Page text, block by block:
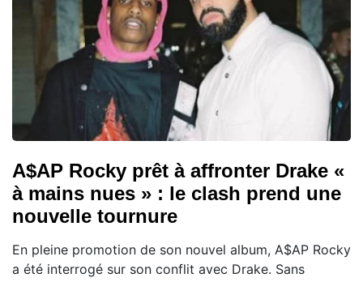
A$AP Rocky prêt à affronter Drake «
à mains nues » : le clash prend une
nouvelle tournure
En pleine promotion de son nouvel album, A$AP Rocky
a été interrogé sur son conflit avec Drake. Sans